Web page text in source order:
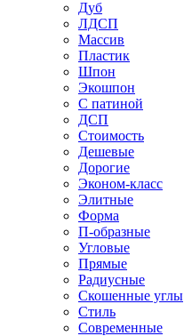
Дуб
ЛДСП
Массив
Пластик
Шпон
Экошпон
С патиной
ДСП
Стоимость
Дешевые
Дорогие
Эконом-класс
Элитные
Форма
П-образные
Угловые
Прямые
Радиусные
Скошенные углы
Стиль
Современные